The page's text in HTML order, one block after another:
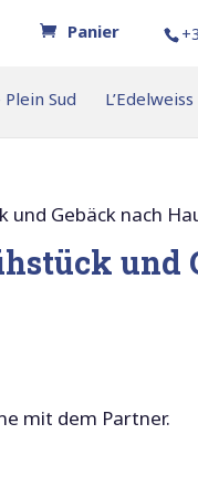
Plein Sud L’Edelweiss
Gebäck nach
und
mit dem Partner.